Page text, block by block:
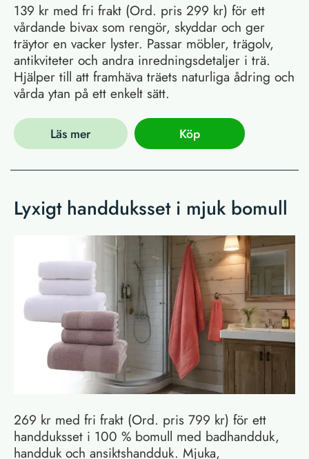
139 kr med fri frakt (Ord. pris 299 kr) för ett
vårdande bivax som rengör, skyddar och ger
träytor en vacker lyster. Passar möbler, trägolv,
antikviteter och andra inredningsdetaljer i trä.
Hjälper till att framhäva träets naturliga ådring och
vårda ytan på ett enkelt sätt.
Läs mer Köp
Lyxigt handduksset i mjuk bomull
269 kr med fri frakt (Ord. pris 799 kr) för ett
handduksset i 100 % bomull med badhandduk,
handduk och ansiktshandduk. Mjuka,